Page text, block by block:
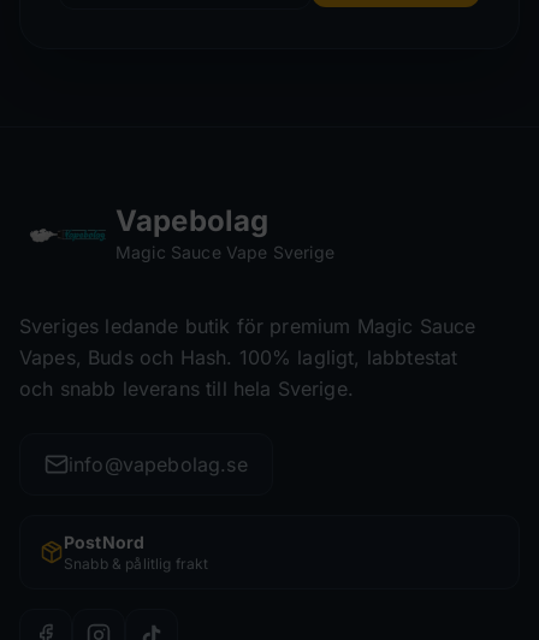
Vapebolag
Magic Sauce Vape Sverige
Sveriges ledande butik för premium Magic Sauce
Vapes, Buds och Hash. 100% lagligt, labbtestat
och snabb leverans till hela Sverige.
info@vapebolag.se
PostNord
Snabb & pålitlig frakt